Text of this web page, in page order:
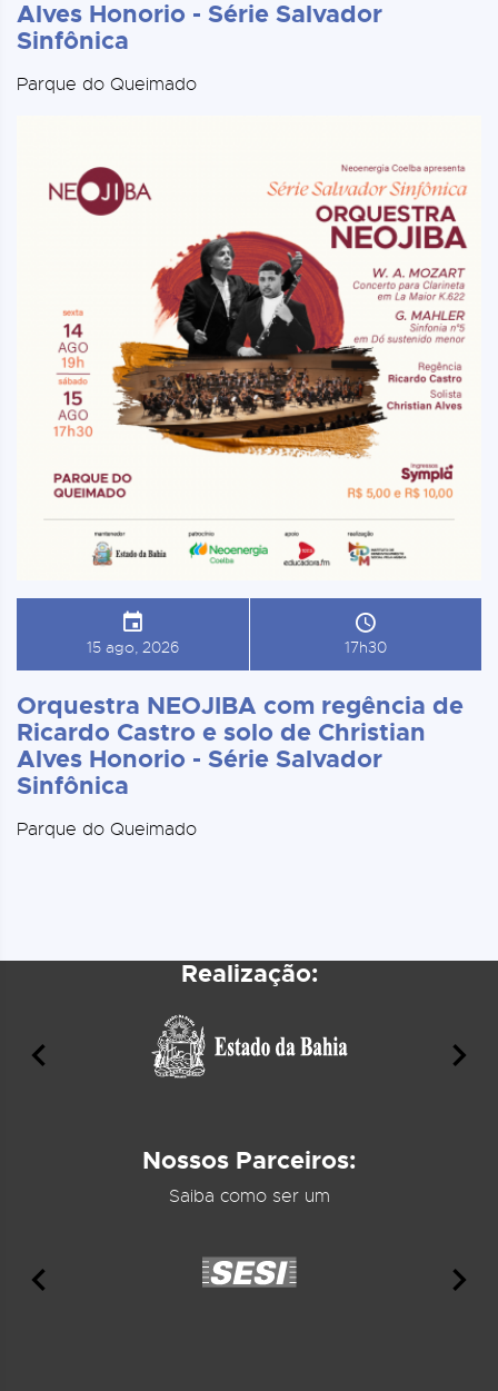
Alves Honorio - Série Salvador
Sinfônica
Parque do Queimado
15 ago, 2026 17h30
Orquestra NEOJIBA com regência de
Ricardo Castro e solo de Christian
Alves Honorio - Série Salvador
Sinfônica
Parque do Queimado
Realização:
Nossos Parceiros:
Saiba como ser um